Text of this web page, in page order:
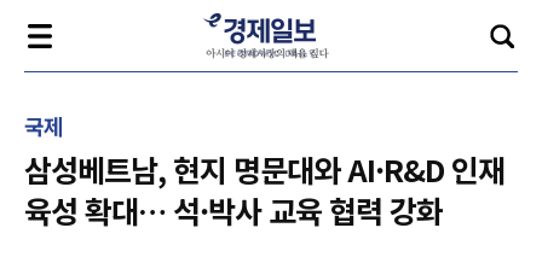
국제
삼성베트남, 현지 명문대와 AI·R&D 인재
육성 확대… 석·박사 교육 협력 강화